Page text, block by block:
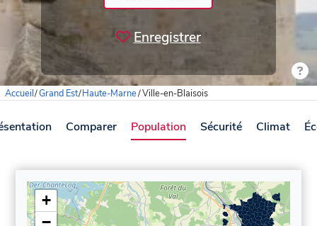
Enregistrer
Accueil/Grand Est/Haute-Marne/Ville-en-Blaisois
Comparer Population Sécurité Climat
+
−